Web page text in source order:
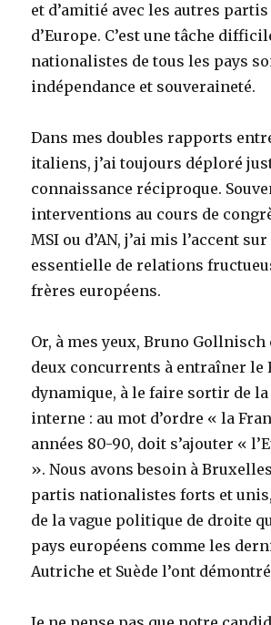
et d’amitié avec les autres
d’Europe. C’est une tâche
nationalistes de tous les pays
indépendance et souveraineté.
Dans mes doubles rapports
italiens, j’ai toujours déploré
connaissance réciproque.
interventions au cours de
MSI ou d’AN, j’ai mis l’accent
essentielle de relations
frères européens.
Or, à mes yeux, Bruno
deux concurrents à entraîner le
dynamique, à le faire sortir de
interne : au mot d’ordre « la
années 80-90, doit s’ajouter «
». Nous avons besoin à
partis nationalistes forts et
de la vague politique de droite
pays européens comme les
Autriche et Suède l’ont